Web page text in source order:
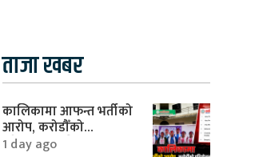
ताजा खबर
कालिकामा आफन्त भर्तीको
आरोप, करोडौँको
परियोजनामाथि गम्भीर प्रश्न
1 day ago